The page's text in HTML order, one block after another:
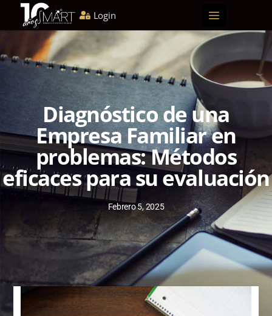
Login
Diagnóstico de una
Empresa Familiar en
problemas: Métodos
eficaces para su evaluación
Febrero 5, 2025